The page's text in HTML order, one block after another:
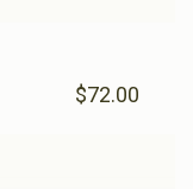
$72.00